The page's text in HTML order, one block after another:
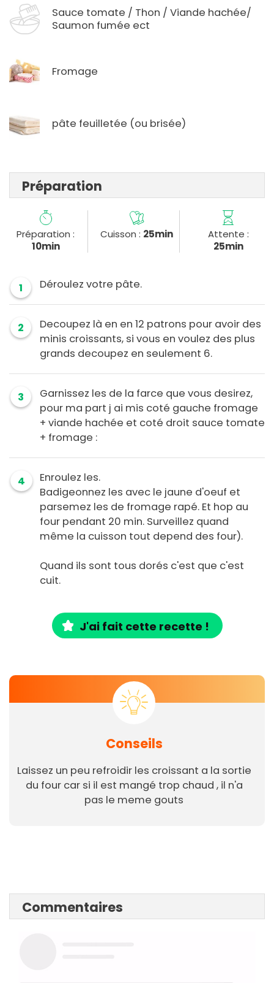
Sauce tomate / Thon / Viande hachée/
Saumon fumée ect
Fromage
pâte feuilletée (ou brisée)
Préparation
Préparation :
10min
Cuisson : 25min
Attente :
25min
1 Déroulez votre pâte.
2
Decoupez là en en 12 patrons pour avoir des
minis croissants, si vous en voulez des plus
grands decoupez en seulement 6.
3
Garnissez les de la farce que vous desirez,
pour ma part j ai mis coté gauche fromage
+ viande hachée et coté droit sauce tomate
+ fromage :
4
Enroulez les.
Badigeonnez les avec le jaune d'oeuf et
parsemez les de fromage rapé. Et hop au
four pendant 20 min. Surveillez quand
même la cuisson tout depend des four).
Quand ils sont tous dorés c'est que c'est
cuit.
J'ai fait cette recette !
Conseils
Laissez un peu refroidir les croissant a la sortie
du four car si il est mangé trop chaud , il n'a
pas le meme gouts
Commentaires